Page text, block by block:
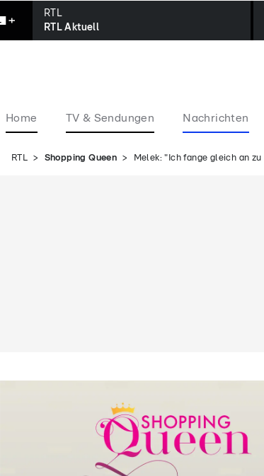
RTL
RTL Aktuell
Home TV & Sendungen Nachrichten
RTL Shopping Queen Melek: "Ich fange gleich an